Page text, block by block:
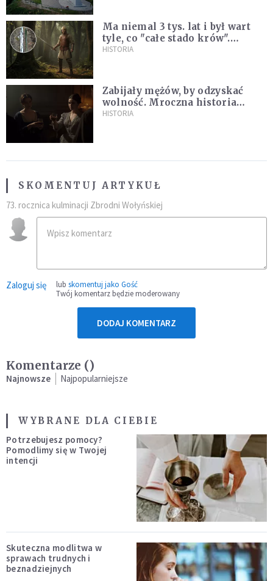
Ma niemal 3 tys. lat i był wart
tyle, co "całe stado krów".
Niezwykłe znalezisko na
HISTORIA
Zabijały mężów, by odzyskać
wolność. Mroczna historia
Fanny Lambert z Marsylii
HISTORIA
SKOMENTUJ ARTYKUŁ
73. rocznica kulminacji Zbrodni Wołyńskiej
Zaloguj się lub skomentuj jako Gość
Twój komentarz będzie moderowany
DODAJ KOMENTARZ
Komentarze ()
Najnowsze Najpopularniejsze
WYBRANE DLA CIEBIE
Potrzebujesz pomocy?
Pomodlimy się w Twojej
intencji
Skuteczna modlitwa w
sprawach trudnych i
beznadziejnych